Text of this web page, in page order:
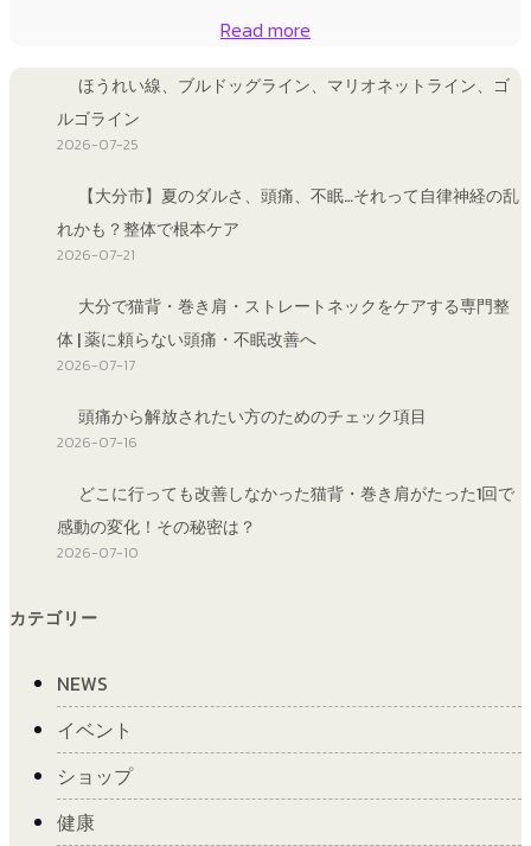
Read more
ほうれい線、ブルドッグライン、マリオネットライン、ゴ
ルゴライン
2026-07-25
【大分市】夏のダルさ、頭痛、不眠…それって自律神経の乱
れかも？整体で根本ケア
2026-07-21
大分で猫背・巻き肩・ストレートネックをケアする専門整
体 | 薬に頼らない頭痛・不眠改善へ
2026-07-17
頭痛から解放されたい方のためのチェック項目
2026-07-16
どこに行っても改善しなかった猫背・巻き肩がたった1回で
感動の変化！その秘密は？
2026-07-10
カテゴリー
NEWS
イベント
ショップ
健康